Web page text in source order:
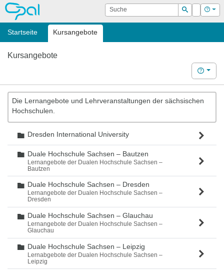
OPAL Suche
Suchen
Login Hilfe
Startseite Kursangebote
Kursangebote
Hilfe
Die Lernangebote und Lehrveranstaltungen der sächsischen
Hochschulen.
Ordner
Dresden International University
Ordner
Duale Hochschule Sachsen – Bautzen
Lernangebote der Dualen Hochschule Sachsen –
Bautzen
Ordner
Duale Hochschule Sachsen – Dresden
Lernangebote der Dualen Hochschule Sachsen –
Dresden
Ordner
Duale Hochschule Sachsen – Glauchau
Lernangebote der Dualen Hochschule Sachsen –
Glauchau
Ordner
Duale Hochschule Sachsen – Leipzig
Lernabgebote der Dualen Hochschule Sachsen –
Leipzig